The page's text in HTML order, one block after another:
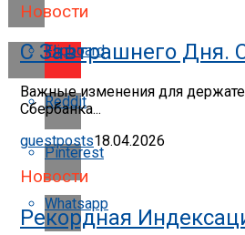
Flipboard
Reddit
Pinterest
Whatsapp
Новости
С Завтрашнего Дня.
Важные изменения для
Сбербанка...
guestposts18.04.2026
Новости
Рекордная